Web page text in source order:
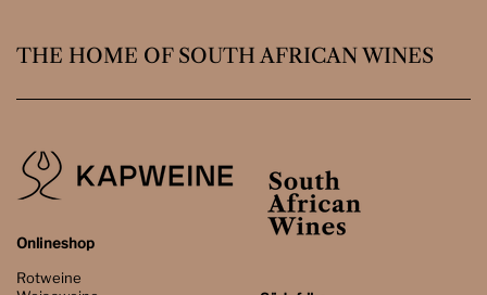
THE HOME OF SOUTH AFRICAN WINES
Onlineshop
Rotweine